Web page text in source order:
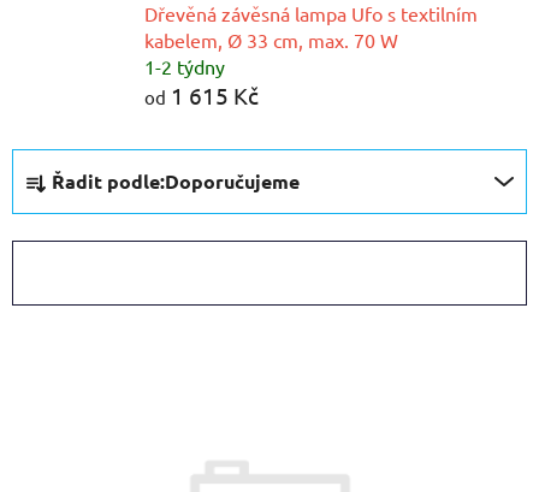
Dřevěná závěsná lampa Ufo s textilním
kabelem, Ø 33 cm, max. 70 W
1-2 týdny
od 1 615 Kč
Ř
z
Řadit podle:Doporučujeme